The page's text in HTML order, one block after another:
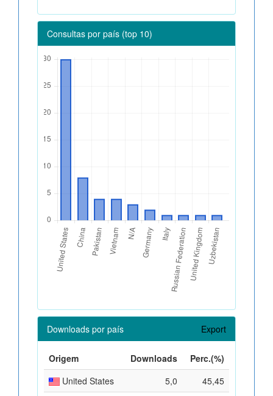
Consultas por país (top 10)
Downloads por país Export
Origem Downloads
Perc.(%)
United States
5,0
45,45